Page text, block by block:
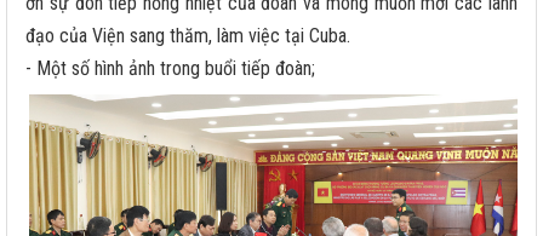
đạo của Viện sang thăm, làm việc tại Cuba.
- Một số hình ảnh trong buổi tiếp đoàn;